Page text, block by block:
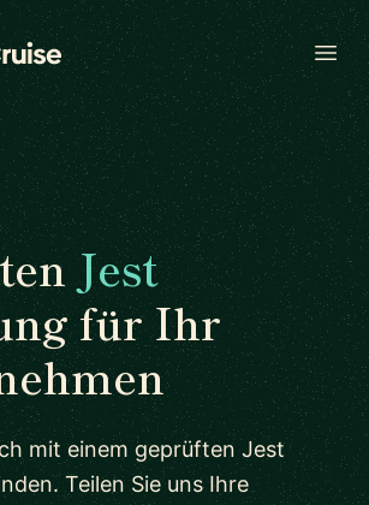
Jest
für Ihr
mit einem geprüften Jest
Teilen Sie uns Ihre